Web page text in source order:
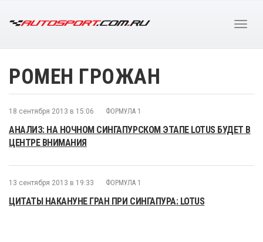
РОМЕН ГРОЖАН
18 сентября 2013 в 15:06 ФОРМУЛА 1
АНАЛИЗ: НА НОЧНОМ СИНГАПУРСКОМ ЭТАПЕ LOTUS БУДЕТ В
ЦЕНТРЕ ВНИМАНИЯ
13 сентября 2013 в 19:33 ФОРМУЛА 1
ЦИТАТЫ НАКАНУНЕ ГРАН ПРИ СИНГАПУРА: LOTUS